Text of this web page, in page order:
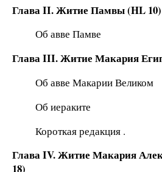
Глава II. Житие Памвы (HL 10)
Об авве Памве
Глава III. Житие Макария
Об авве Макарии Великом
Об иераките
Короткая редакция .
Глава IV. Житие Макария
18)